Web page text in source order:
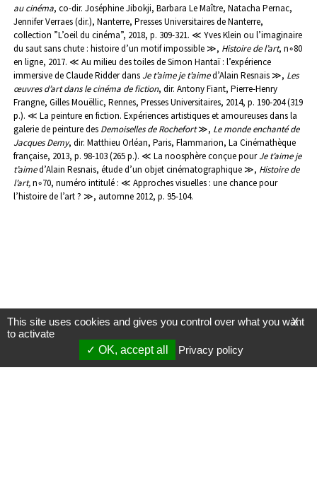
au cinéma, co-dir. Joséphine Jibokji, Barbara Le Maître, Natacha Pernac,
Jennifer Verraes (dir.), Nanterre, Presses Universitaires de Nanterre,
collection ”L’oeil du cinéma”, 2018, p. 309-321. ≪ Yves Klein ou l’imaginaire
du saut sans chute : histoire d’un motif impossible ≫, Histoire de l’art, n◦80
en ligne, 2017. ≪ Au milieu des toiles de Simon Hantaï : l’expérience
immersive de Claude Ridder dans Je t’aime je t’aimed’Alain Resnais ≫, Les
œuvres d’art dans le cinéma de fiction, dir. Antony Fiant, Pierre-Henry
Frangne, Gilles Mouëllic, Rennes, Presses Universitaires, 2014, p. 190-204 (319
p.). ≪ La peinture en fiction. Expériences artistiques et amoureuses dans la
galerie de peinture des Demoiselles de Rochefort≫, Le monde enchanté de
Jacques Demy, dir. Matthieu Orléan, Paris, Flammarion, La Cinémathèque
française, 2013, p. 98-103 (265 p.). ≪ La noosphère conçue pourJe t’aime je
t’aimed’Alain Resnais, étude d’un objet cinématographique ≫, Histoire de
l’art,n◦70, numéro intitulé : ≪ Approches visuelles : une chance pour
l’histoire de l’art ? ≫, automne 2012, p. 95-104.
X
This site uses cookies and gives you control over what you want
to activate
OK, accept all
Privacy policy